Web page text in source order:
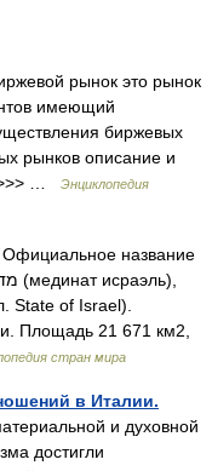
рынок это рынок
имеющий
биржевых
рынков описание и
…
Энциклопедия
название
Площадь 21 671 км2,
стран мира
в Италии.
и духовной
достигли